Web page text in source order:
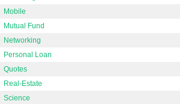
Mobile
Mutual Fund
Networking
Personal Loan
Quotes
Real-Estate
Science